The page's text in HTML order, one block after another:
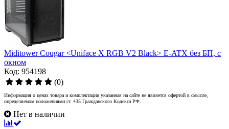
Miditower Cougar <Uniface X RGB V2 Black> E-ATX без БП, с
окном
Код: 954198
(0)
Информация о ценах товара и комплектации указанная на сайте не является офертой в смысле,
определяемом положениями ст. 435 Гражданского Кодекса РФ.
Нет в наличии